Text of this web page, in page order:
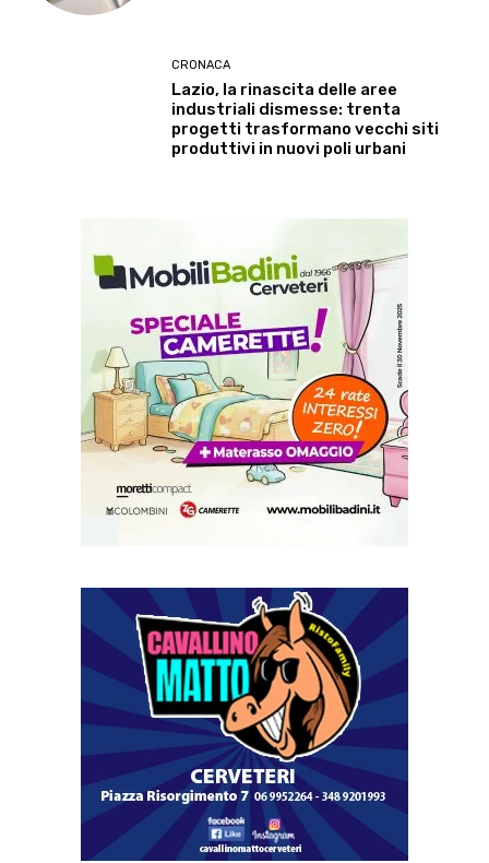
CRONACA
Lazio, la rinascita delle aree
industriali dismesse: trenta
progetti trasformano vecchi siti
produttivi in nuovi poli urbani